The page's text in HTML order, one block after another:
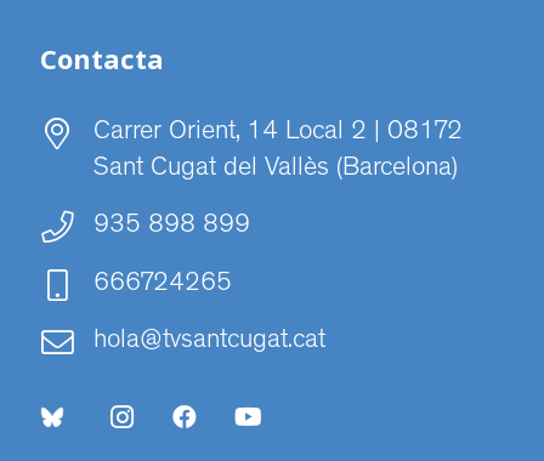
Contacta
Carrer Orient, 14 Local 2 | 08172
Sant Cugat del Vallès (Barcelona)
935 898 899
666724265
hola@tvsantcugat.cat